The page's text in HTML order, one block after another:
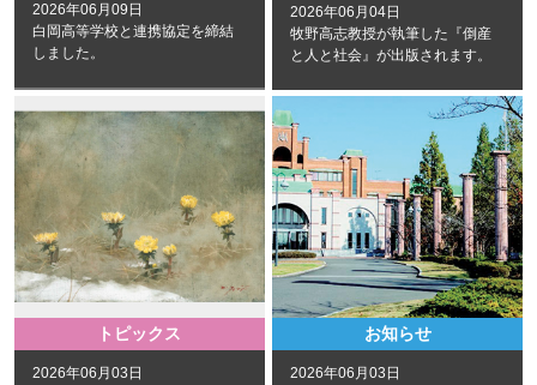
2026年06月09日
白岡高等学校と連携協定を締結
しました。
2026年06月04日
牧野高志教授が執筆した『倒産
と人と社会』が出版されます。
トピックス
2026年06月03日
お知らせ
2026年06月03日